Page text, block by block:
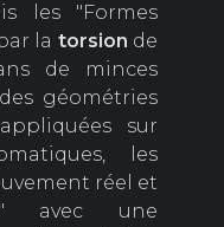
les "Formes
la torsion de
de minces
géométries
sur
les
réel et
avec une